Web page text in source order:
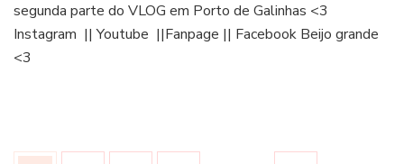
segunda parte do VLOG em Porto de Galinhas <3
Instagram || Youtube ||Fanpage || Facebook Beijo grande
<3